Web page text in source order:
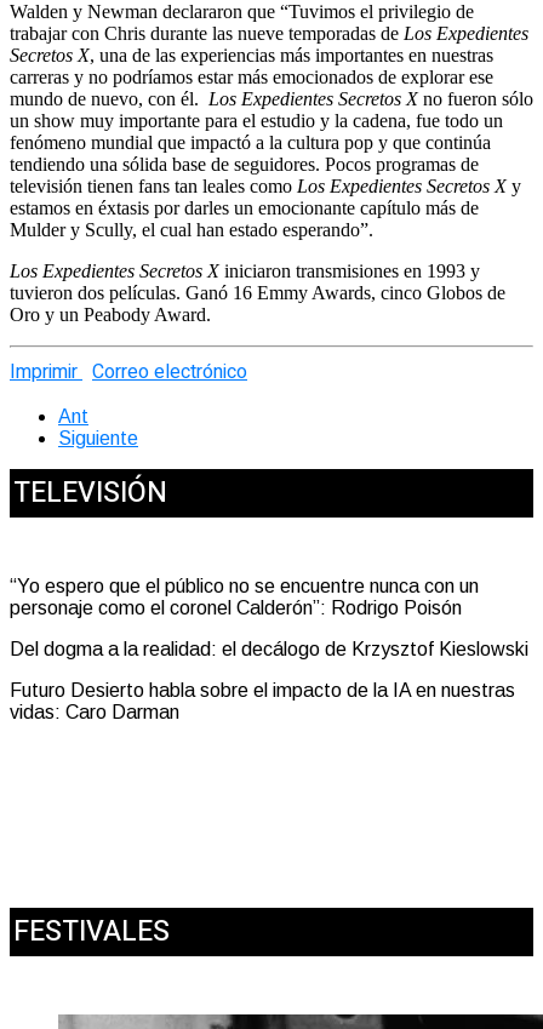
Walden y Newman declararon que “Tuvimos el privilegio de
trabajar con Chris durante las nueve temporadas de Los Expedientes
Secretos X, una de las experiencias más importantes en nuestras
carreras y no podríamos estar más emocionados de explorar ese
mundo de nuevo, con él. Los Expedientes Secretos Xno fueron sólo
un show muy importante para el estudio y la cadena, fue todo un
fenómeno mundial que impactó a la cultura pop y que continúa
tendiendo una sólida base de seguidores. Pocos programas de
televisión tienen fans tan leales como Los Expedientes Secretos Xy
estamos en éxtasis por darles un emocionante capítulo más de
Mulder y Scully, el cual han estado esperando”.
Los Expedientes Secretos Xiniciaron transmisiones en 1993 y
tuvieron dos películas. Ganó 16 Emmy Awards, cinco Globos de
Oro y un Peabody Award.
Imprimir Correo electrónico
Ant
Siguiente
TELEVISIÓN
“Yo espero que el público no se encuentre nunca con un
personaje como el coronel Calderón”: Rodrigo Poisón
Del dogma a la realidad: el decálogo de Krzysztof Kieslowski
Futuro Desierto habla sobre el impacto de la IA en nuestras
vidas: Caro Darman
FESTIVALES